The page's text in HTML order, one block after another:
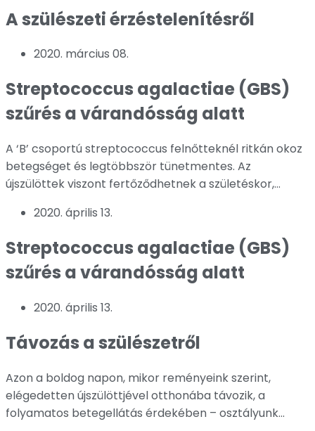
A szülészeti érzéstelenítésről
2020. március 08.
Streptococcus agalactiae (GBS)
szűrés a várandósság alatt
A ‘B’ csoportú streptococcus felnőtteknél ritkán okoz
betegséget és legtöbbször tünetmentes. Az
újszülöttek viszont fertőződhetnek a születéskor,...
2020. április 13.
Streptococcus agalactiae (GBS)
szűrés a várandósság alatt
2020. április 13.
Távozás a szülészetről
Azon a boldog napon, mikor reményeink szerint,
elégedetten újszülöttjével otthonába távozik, a
folyamatos betegellátás érdekében – osztályunk...